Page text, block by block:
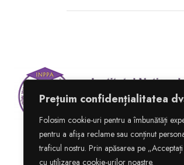
Prețuim confidențialitatea
Folosim cookie-uri pentru a îmbunătăți
pentru a afișa reclame sau conținut
traficul nostru. Prin apăsarea pe
cu utilizarea cookie-urilor noastre.